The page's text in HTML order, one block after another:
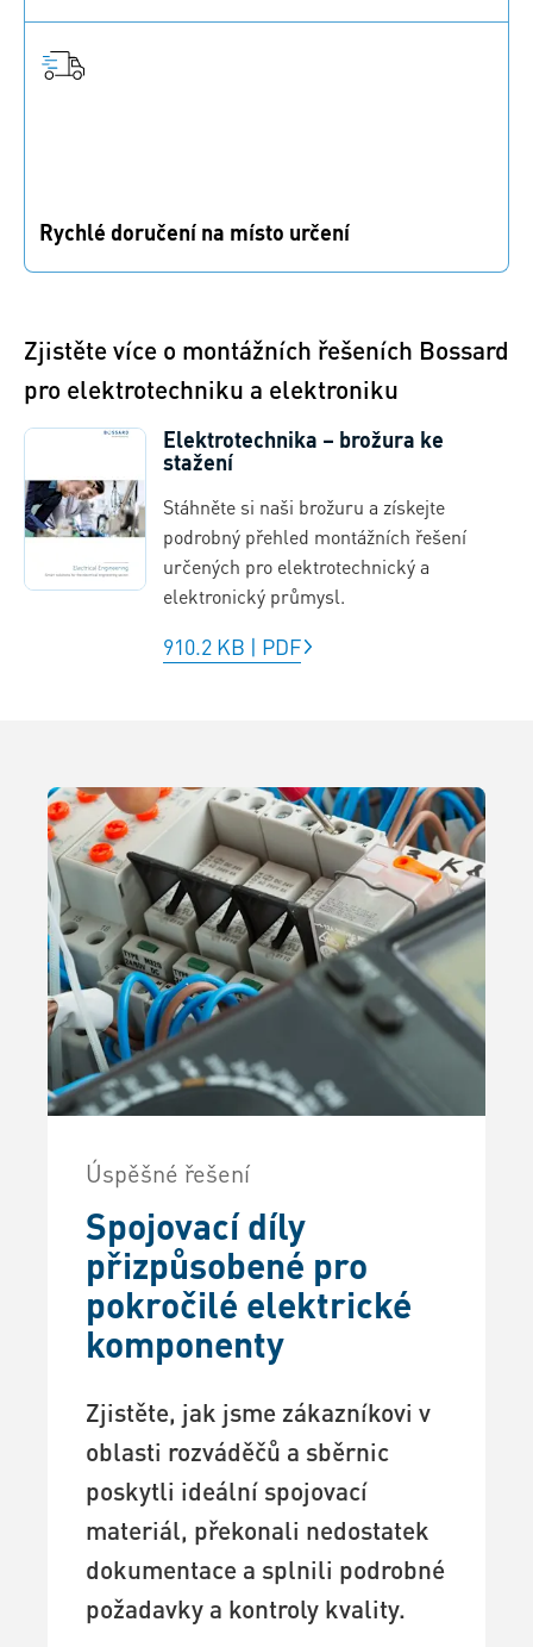
Rychlé doručení na místo určení
Zjistěte více o montážních řešeních Bossard
pro elektrotechniku a elektroniku
Elektrotechnika – brožura ke
stažení
Stáhněte si naši brožuru a získejte
podrobný přehled montážních řešení
určených pro elektrotechnický a
elektronický průmysl.
910.2 KB | PDF
Úspěšné řešení
Spojovací díly
přizpůsobené pro
pokročilé elektrické
komponenty
Zjistěte, jak jsme zákazníkovi v
oblasti rozváděčů a sběrnic
poskytli ideální spojovací
materiál, překonali nedostatek
dokumentace a splnili podrobné
požadavky a kontroly kvality.